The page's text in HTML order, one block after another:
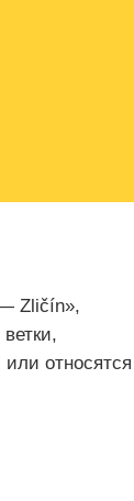
— Zličín»,